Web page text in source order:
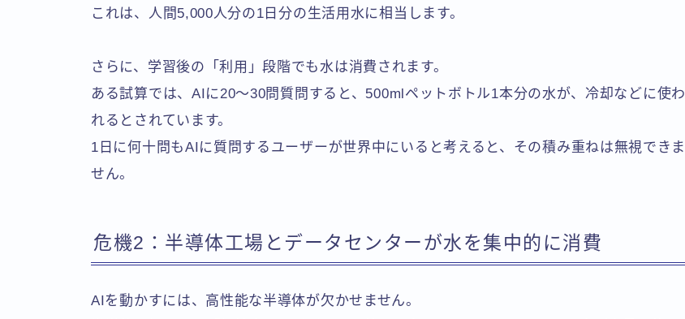
これは、人間5,000人分の1日分の生活用水に相当します。
さらに、学習後の「利用」段階でも水は消費されます。
ある試算では、AIに20〜30問質問すると、500mlペットボトル1本分の水が、冷却などに使わ
れるとされています。
1日に何十問もAIに質問するユーザーが世界中にいると考えると、その積み重ねは無視できま
せん。
危機2：半導体工場とデータセンターが水を集中的に消費
AIを動かすには、高性能な半導体が欠かせません。